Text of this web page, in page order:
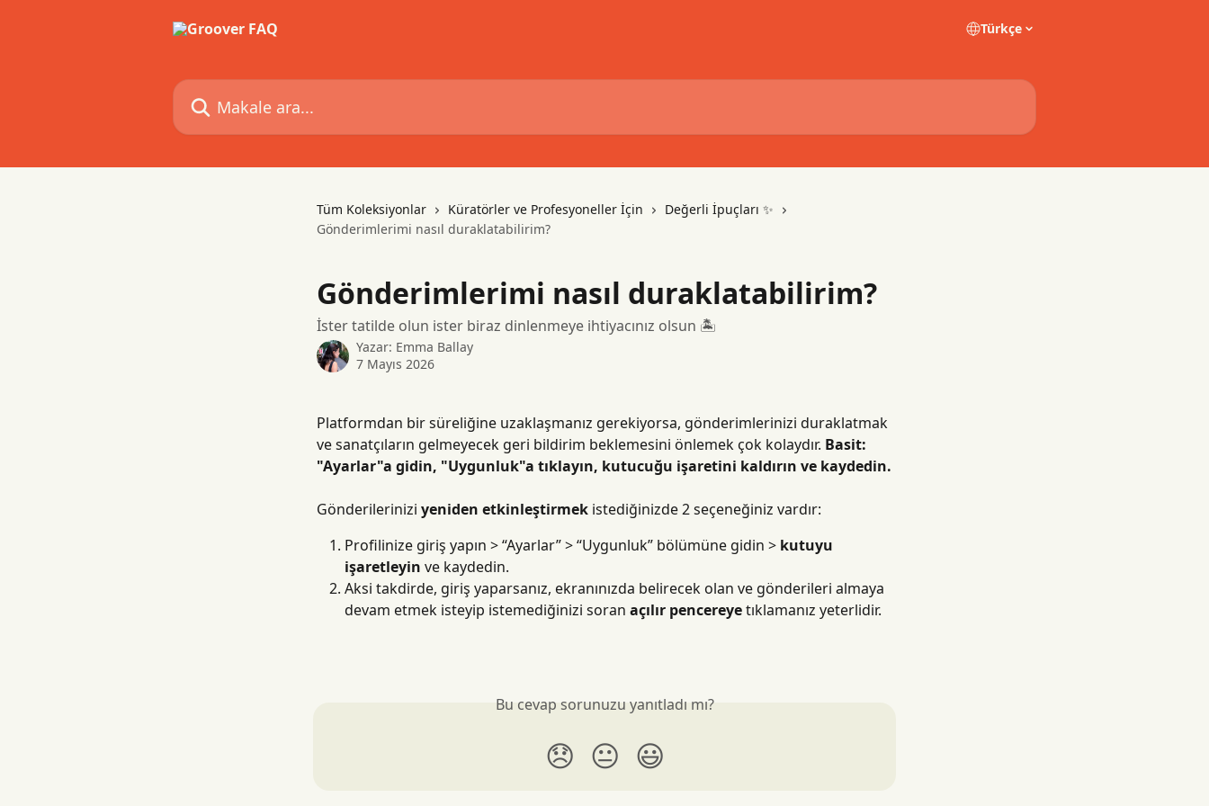
Türkçe
Makale ara...
Tüm Koleksiyonlar Küratörler ve Profesyoneller İçin
Değerli İpuçları ✨
Gönderimlerimi nasıl duraklatabilirim?
Gönderimlerimi nasıl duraklatabilirim?
İster tatilde olun ister biraz dinlenmeye ihtiyacınız olsun 🏝️
Yazar: Emma Ballay
7 Mayıs 2026
Platformdan bir süreliğine uzaklaşmanız gerekiyorsa, gönderimlerinizi duraklatmak
ve sanatçıların gelmeyecek geri bildirim beklemesini önlemek çok kolaydır. Basit:
"Ayarlar"a gidin, "Uygunluk"a tıklayın, kutucuğu işaretini kaldırın ve kaydedin.
Gönderilerinizi yeniden etkinleştirmek istediğinizde 2 seçeneğiniz vardır:
Profilinize giriş yapın > “Ayarlar” > “Uygunluk” bölümüne gidin > kutuyu
işaretleyin ve kaydedin.
Aksi takdirde, giriş yaparsanız, ekranınızda belirecek olan ve gönderileri almaya
devam etmek isteyip istemediğinizi soran açılır pencereye tıklamanız yeterlidir.
Bu cevap sorunuzu yanıtladı mı?
😞 😐 😃